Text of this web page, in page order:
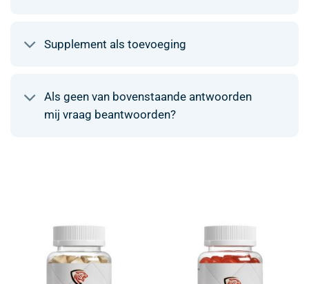
Supplement als toevoeging
Als geen van bovenstaande antwoorden
mij vraag beantwoorden?